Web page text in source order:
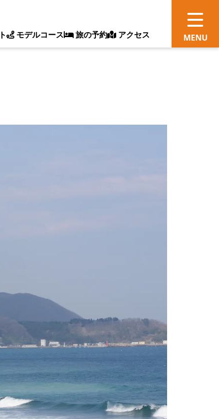
モデルコース 旅の予約 アクセス